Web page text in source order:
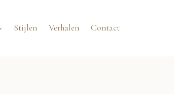
Stijlen Verhalen Contact